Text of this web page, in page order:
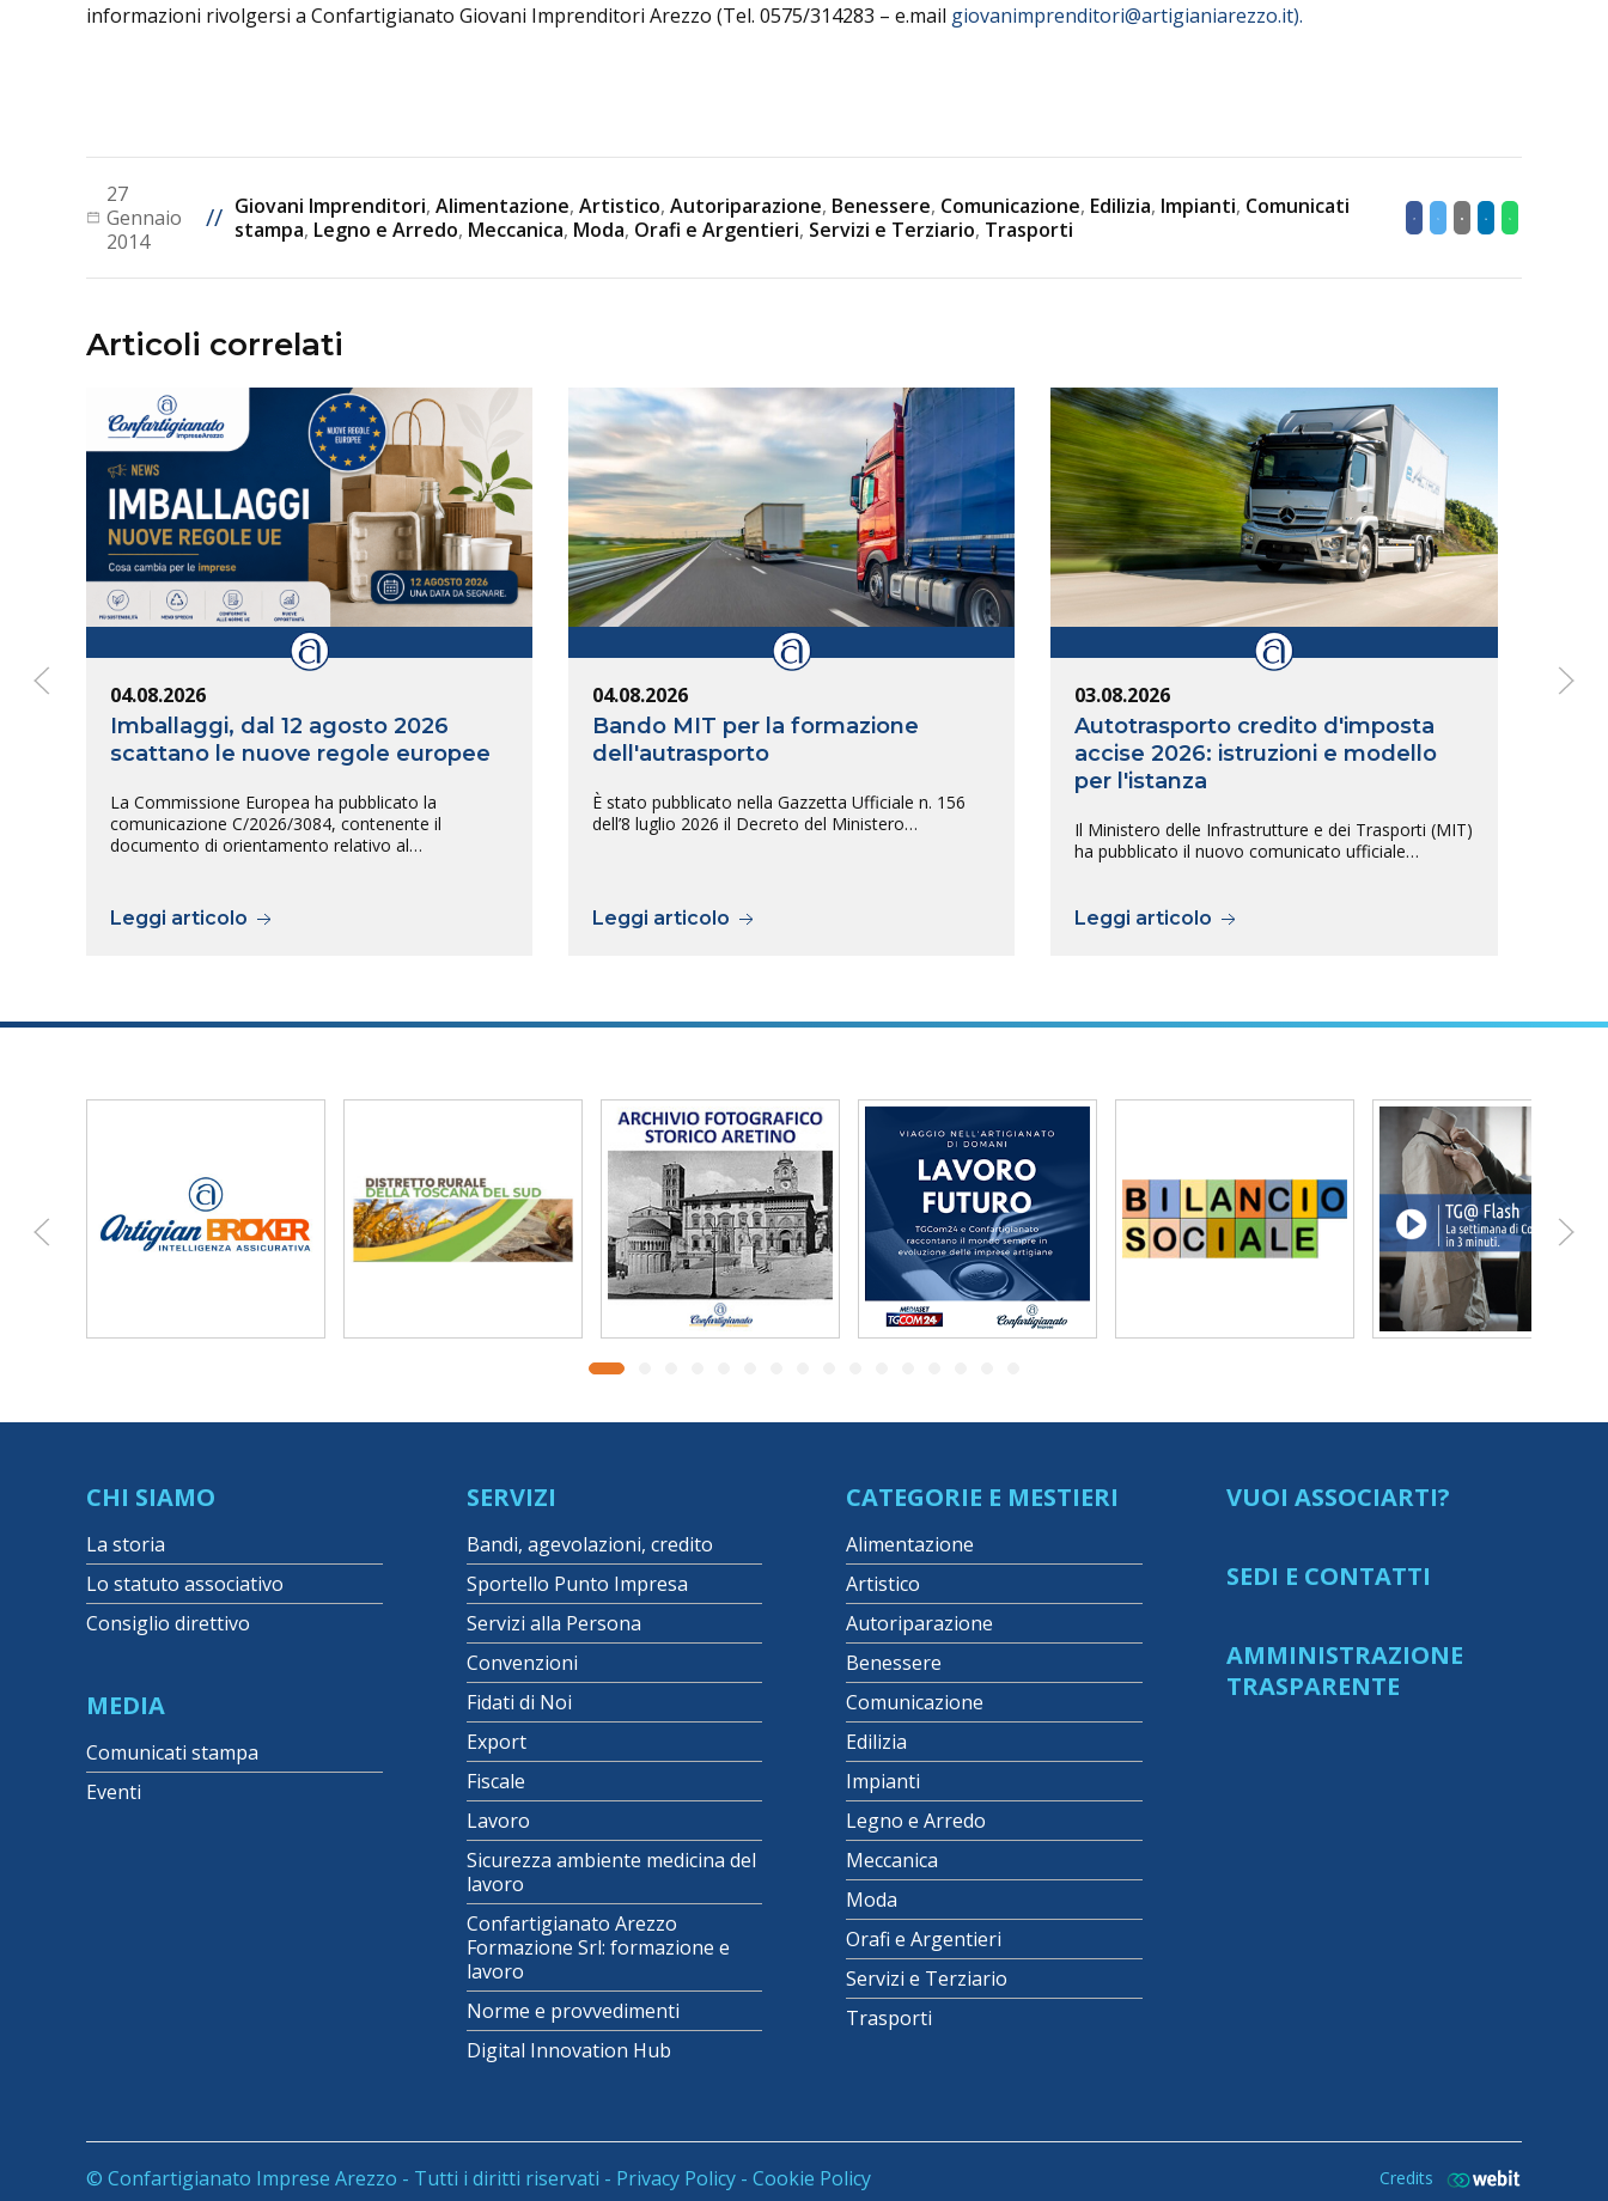
informazioni rivolgersi a Confartigianato Giovani Imprenditori Arezzo (Tel. 0575/314283 – e.mail giovanimprenditori@artigianiarezzo.it).
27
Gennaio
2014
// Giovani Imprenditori, Alimentazione, Artistico, Autoriparazione, Benessere, Comunicazione, Edilizia, Impianti, Comunicati
stampa, Legno e Arredo, Meccanica, Moda, Orafi e Argentieri, Servizi e Terziario, Trasporti
Articoli correlati
04.08.2026
Imballaggi, dal 12 agosto 2026
scattano le nuove regole europee
La Commissione Europea ha pubblicato la
comunicazione C/2026/3084, contenente il
documento di orientamento relativo al…
Leggi articolo
04.08.2026
Bando MIT per la formazione
dell'autrasporto
È stato pubblicato nella Gazzetta Ufficiale n. 156
dell’8 luglio 2026 il Decreto del Ministero…
Leggi articolo
03.08.2026
Autotrasporto credito d'imposta
accise 2026: istruzioni e modello
per l'istanza
Il Ministero delle Infrastrutture e dei Trasporti (MIT)
ha pubblicato il nuovo comunicato ufficiale…
Leggi articolo
CHI SIAMO
La storia
Lo statuto associativo
Consiglio direttivo
MEDIA
Comunicati stampa
Eventi
SERVIZI
Bandi, agevolazioni, credito
Sportello Punto Impresa
Servizi alla Persona
Convenzioni
Fidati di Noi
Export
Fiscale
Lavoro
Sicurezza ambiente medicina del
lavoro
Confartigianato Arezzo
Formazione Srl: formazione e
lavoro
Norme e provvedimenti
Digital Innovation Hub
CATEGORIE E MESTIERI
Alimentazione
Artistico
Autoriparazione
Benessere
Comunicazione
Edilizia
Impianti
Legno e Arredo
Meccanica
Moda
Orafi e Argentieri
Servizi e Terziario
Trasporti
VUOI ASSOCIARTI?
SEDI E CONTATTI
AMMINISTRAZIONE
TRASPARENTE
© Confartigianato Imprese Arezzo - Tutti i diritti riservati - Privacy Policy - Cookie Policy Credits